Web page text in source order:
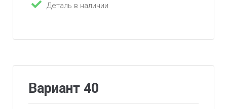
Деталь в наличии
Вариант 40